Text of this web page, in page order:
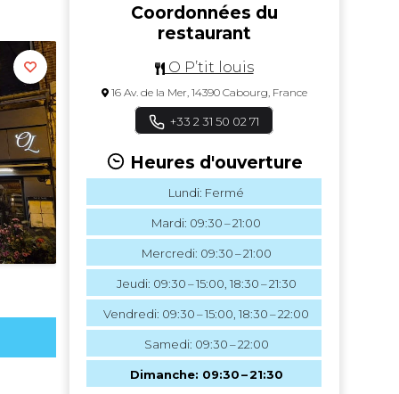
Coordonnées du
restaurant
O P’tit louis
16 Av. de la Mer, 14390 Cabourg, France
+33 2 31 50 02 71
Heures d'ouverture
Lundi: Fermé
Mardi: 09:30 – 21:00
Mercredi: 09:30 – 21:00
Jeudi: 09:30 – 15:00, 18:30 – 21:30
Vendredi: 09:30 – 15:00, 18:30 – 22:00
Samedi: 09:30 – 22:00
Dimanche: 09:30 – 21:30